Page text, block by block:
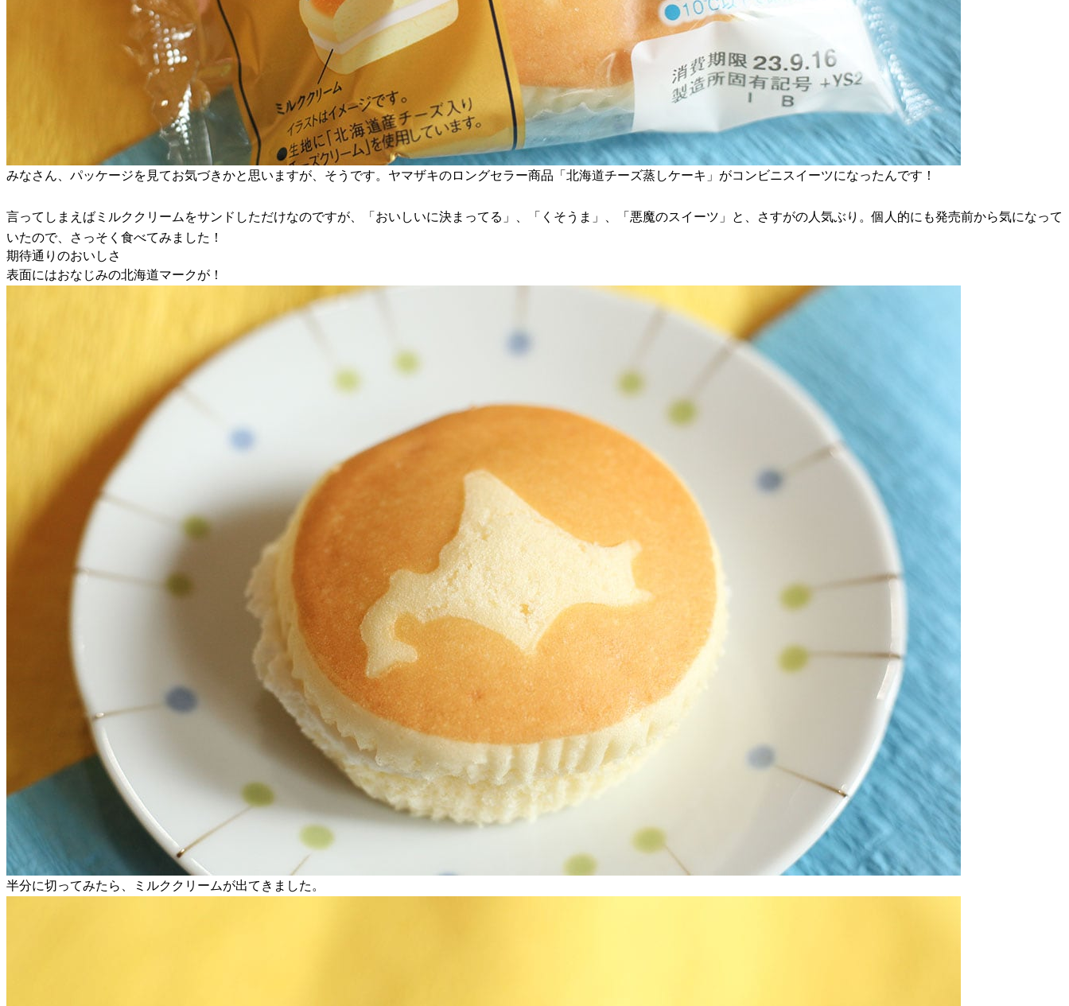
みなさん、パッケージを見てお気づきかと思いますが、そうです。ヤマザキのロングセラー商品「北海道チーズ蒸しケーキ」がコンビニスイーツになったんです！
言ってしまえばミルククリームをサンドしただけなのですが、「おいしいに決まってる」、「くそうま」、「悪魔のスイーツ」と、さすがの人気ぶり。個人的にも発売前から気になって
いたので、さっそく食べてみました！
期待通りのおいしさ
表面にはおなじみの北海道マークが！
半分に切ってみたら、ミルククリームが出てきました。